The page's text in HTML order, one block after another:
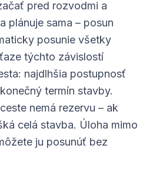
pred rozvodmi a
plánuje sama – posun
posunie všetky
týchto závislostí
najdlhšia postupnosť
termín stavby.
nemá rezervu – ak
celá stavba. Úloha mimo
ju posunúť bez